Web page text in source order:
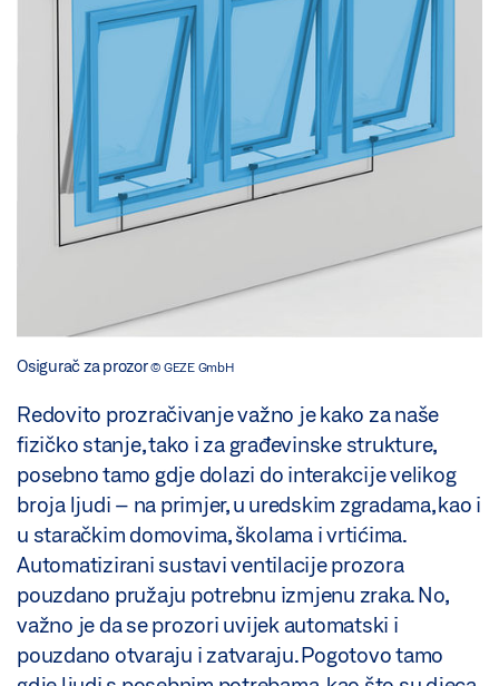
Osigurač za prozor© GEZE GmbH
Redovito prozračivanje važno je kako za naše
fizičko stanje, tako i za građevinske strukture,
posebno tamo gdje dolazi do interakcije velikog
broja ljudi – na primjer, u uredskim zgradama, kao i
u staračkim domovima, školama i vrtićima.
Automatizirani sustavi ventilacije prozora
pouzdano pružaju potrebnu izmjenu zraka. No,
važno je da se prozori uvijek automatski i
pouzdano otvaraju i zatvaraju. Pogotovo tamo